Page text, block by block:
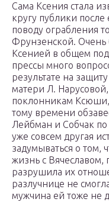
Сама Ксения стала
кругу публики
поводу ограбления
Фрунзенской. Очень
Ксенией в общем
прессы много
результате на
матери Л.
поклонникам
тому времени
Лейбман и Собчак по
уже совсем другая
задумываться о том,
жизнь с Вячеславом,
разрушила их
разлучнице не
мужчина ей тоже не